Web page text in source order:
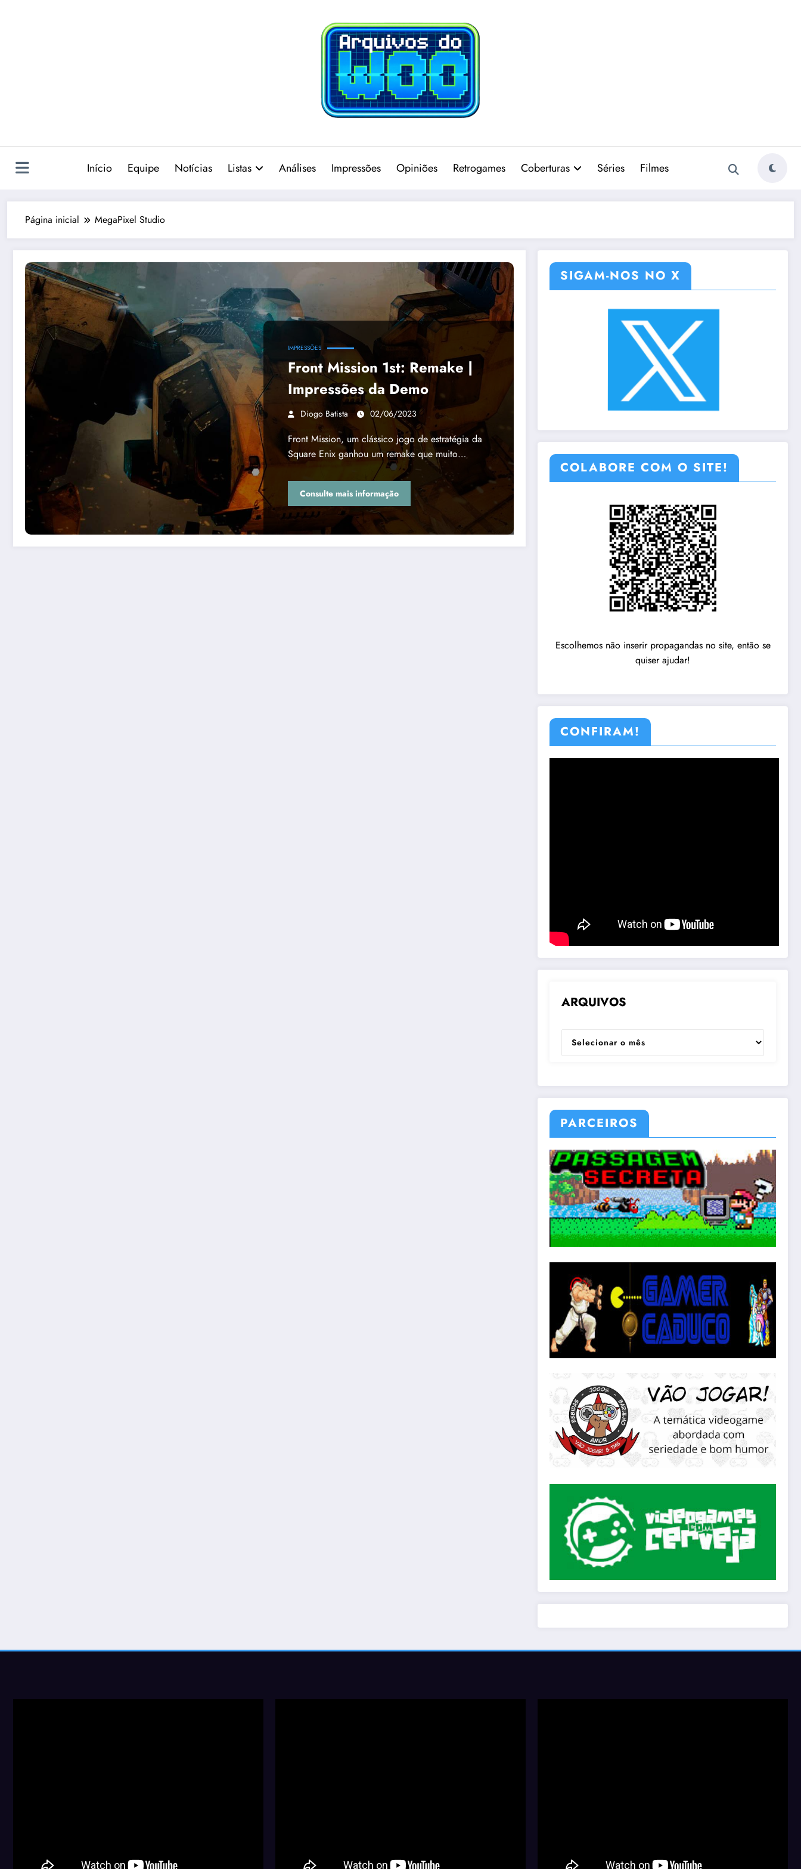
Início Equipe Notícias Listas Análises Impressões Opiniões Retrogames Coberturas Séries Filmes
Página inicial MegaPixel Studio
IMPRESSÕES
Front Mission 1st: Remake |
Impressões da Demo
Diogo Batista 02/06/2023
Front Mission, um clássico jogo de estratégia da
Square Enix ganhou um remake que muito…
Consulte mais informação
SIGAM-NOS NO X
COLABORE COM O SITE!
Escolhemos não inserir propagandas no site, então se
quiser ajudar!
CONFIRAM!
ARQUIVOS
ARQUIVOS
PARCEIROS